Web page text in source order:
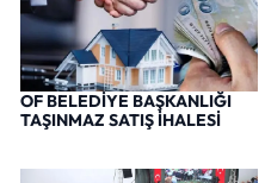
OF BELEDİYE BAŞKANLIĞI
TAŞINMAZ SATIŞ İHALESİ